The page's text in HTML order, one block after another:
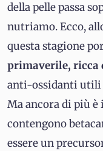
della pelle passa
nutriamo. Ecco,
questa stagione
primaverile, ricca
anti-ossidanti utili
Ma ancora di più
contengono
essere un